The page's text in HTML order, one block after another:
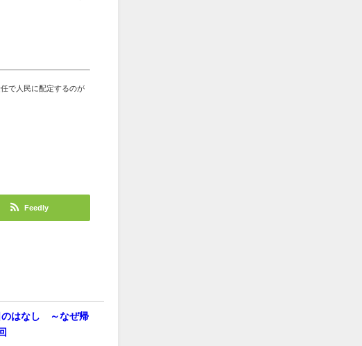
で人民に配定するのが
Feedly
のはなし ～なぜ帰